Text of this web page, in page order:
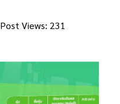
Post Views: 231